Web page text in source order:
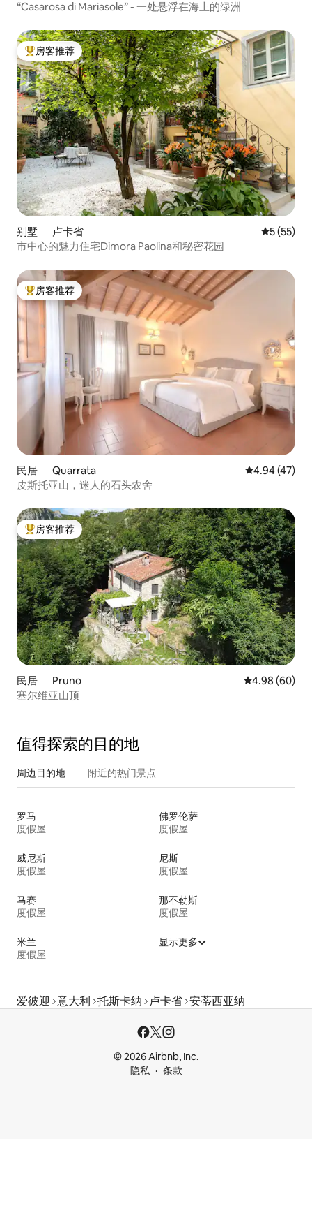
“Casarosa di Mariasole” - 一处悬浮在海上的绿洲
热门「房客推荐」
房客推荐
别墅 ｜ 卢卡省 平均评分
5 (55)
市中心的魅力住宅Dimora Paolina和秘密花园
热门「房客推荐」
房客推荐
民居 ｜ Quarrata 平均评分
4.94 (47)
皮斯托亚山，迷人的石头农舍
热门「房客推荐」
房客推荐
民居 ｜ Pruno 平均评分 4.98
4.98 (60)
塞尔维亚山顶
值得探索的目的地
周边目的地 附近的热门景点
罗马
度假屋
佛罗伦萨
度假屋
威尼斯
度假屋
尼斯
度假屋
马赛
度假屋
那不勒斯
度假屋
米兰
度假屋
显示更多
爱彼迎 意大利 托斯卡纳 卢卡省 安蒂西亚纳
© 2026 Airbnb, Inc.
隐私
条款